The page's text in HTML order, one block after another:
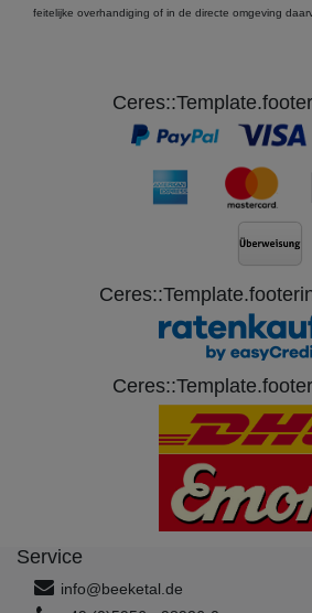
feitelijke overhandiging of in de directe omgeving
Service
info@beeketal.de